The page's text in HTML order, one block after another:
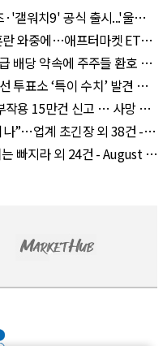
갤워치9' 공식 출시...'울트
2026
와중에…애프터마켓 ETF
배당 약속에 주주들 환호 외
투표소 ‘특이 수치’ 발견 외
작용 15만건 신고 … 사망 연
나”…업계 초긴장 외 38건 -
빠지라 외 24건 - August 6,